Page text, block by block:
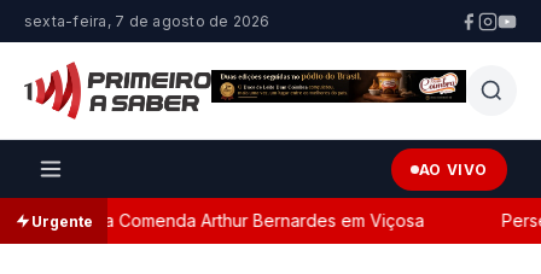
sexta-feira, 7 de agosto de 2026
AO VIVO
Urgente
com a Comenda Arthur Bernardes em Viçosa